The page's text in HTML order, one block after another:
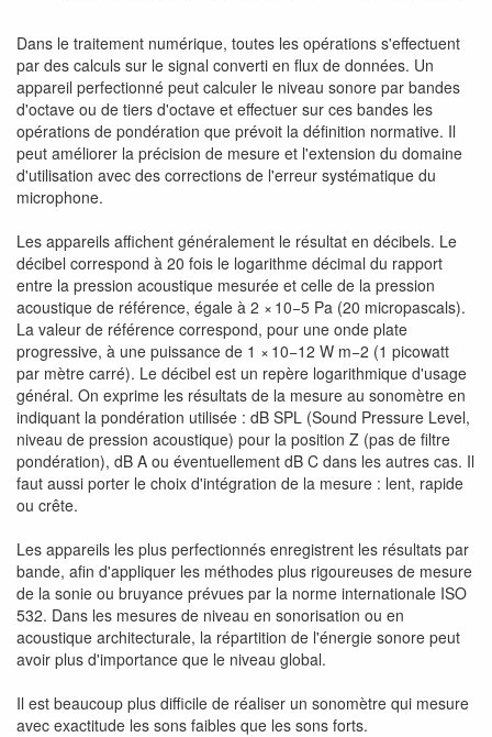
Dans le traitement numérique, toutes les opérations s'effectuent
par des calculs sur le signal converti en flux de données. Un
appareil perfectionné peut calculer le niveau sonore par bandes
d'octave ou de tiers d'octave et effectuer sur ces bandes les
opérations de pondération que prévoit la définition normative. Il
peut améliorer la précision de mesure et l'extension du domaine
d'utilisation avec des corrections de l'erreur systématique du
microphone.
Les appareils affichent généralement le résultat en décibels. Le
décibel correspond à 20 fois le logarithme décimal du rapport
entre la pression acoustique mesurée et celle de la pression
acoustique de référence, égale à 2 × 10−5 Pa (20 micropascals).
La valeur de référence correspond, pour une onde plate
progressive, à une puissance de 1 × 10−12 W m−2 (1 picowatt
par mètre carré). Le décibel est un repère logarithmique d'usage
général. On exprime les résultats de la mesure au sonomètre en
indiquant la pondération utilisée : dB SPL (Sound Pressure Level,
niveau de pression acoustique) pour la position Z (pas de filtre
pondération), dB A ou éventuellement dB C dans les autres cas. Il
faut aussi porter le choix d'intégration de la mesure : lent, rapide
ou crête.
Les appareils les plus perfectionnés enregistrent les résultats par
bande, afin d'appliquer les méthodes plus rigoureuses de mesure
de la sonie ou bruyance prévues par la norme internationale ISO
532. Dans les mesures de niveau en sonorisation ou en
acoustique architecturale, la répartition de l'énergie sonore peut
avoir plus d'importance que le niveau global.
Il est beaucoup plus difficile de réaliser un sonomètre qui mesure
avec exactitude les sons faibles que les sons forts.